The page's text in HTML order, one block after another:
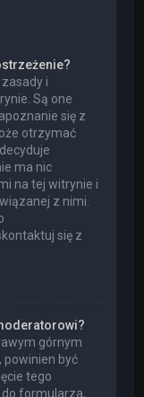
i
Są one
się z
otrzymać
ma nic
na tej witrynie i
z nimi.
się z
górnym
powinien być
tego
formularza,